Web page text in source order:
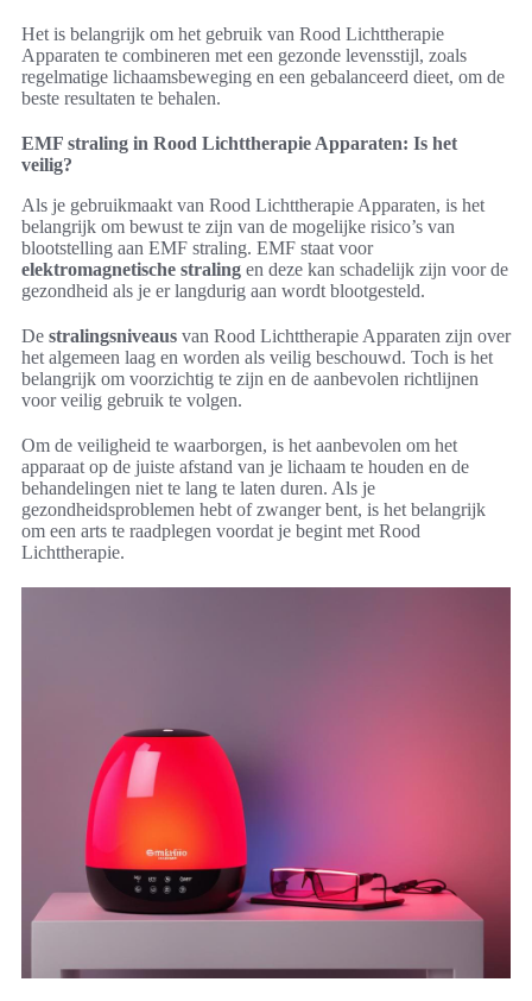
Het is belangrijk om het gebruik van Rood Lichttherapie
Apparaten te combineren met een gezonde levensstijl, zoals
regelmatige lichaamsbeweging en een gebalanceerd dieet, om de
beste resultaten te behalen.
EMF straling in Rood Lichttherapie Apparaten: Is het
veilig?
Als je gebruikmaakt van Rood Lichttherapie Apparaten, is het
belangrijk om bewust te zijn van de mogelijke risico’s van
blootstelling aan EMF straling. EMF staat voor
elektromagnetische straling en deze kan schadelijk zijn voor de
gezondheid als je er langdurig aan wordt blootgesteld.
De stralingsniveaus van Rood Lichttherapie Apparaten zijn over
het algemeen laag en worden als veilig beschouwd. Toch is het
belangrijk om voorzichtig te zijn en de aanbevolen richtlijnen
voor veilig gebruik te volgen.
Om de veiligheid te waarborgen, is het aanbevolen om het
apparaat op de juiste afstand van je lichaam te houden en de
behandelingen niet te lang te laten duren. Als je
gezondheidsproblemen hebt of zwanger bent, is het belangrijk
om een arts te raadplegen voordat je begint met Rood
Lichttherapie.